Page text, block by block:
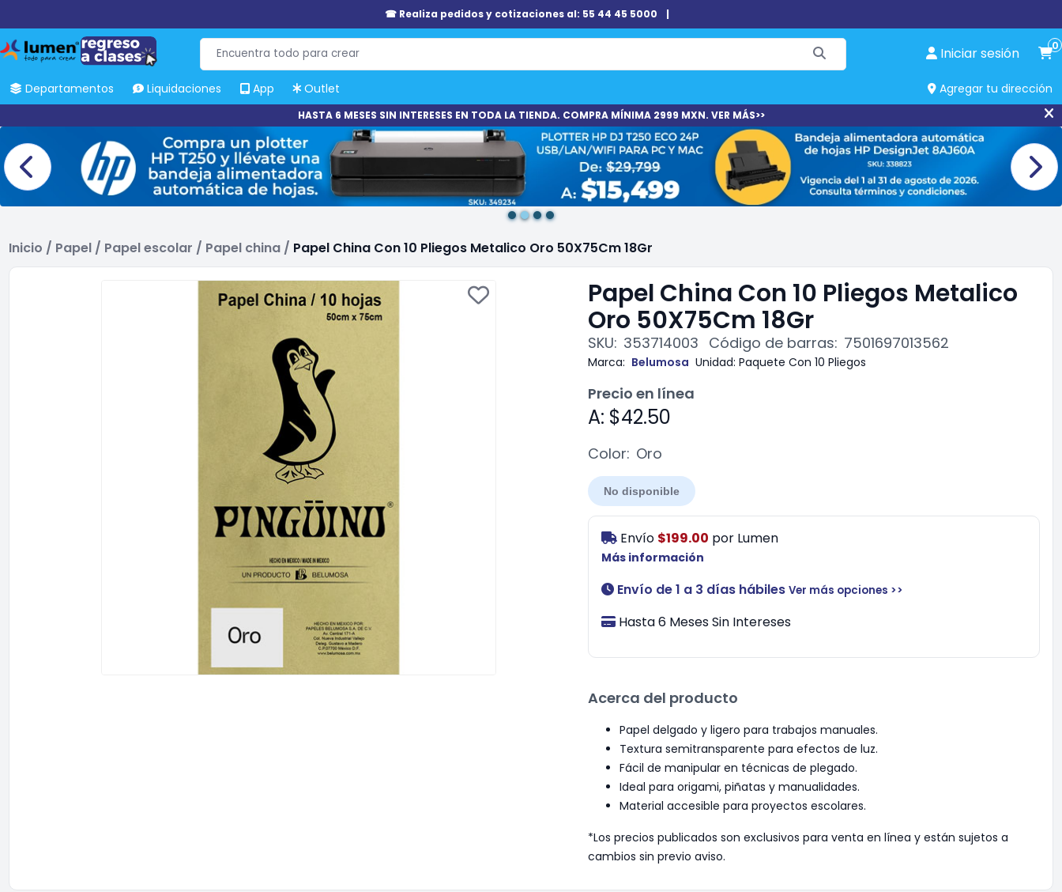
☎ Realiza pedidos y cotizaciones al: 55 44 45 5000 |
Iniciar sesión 0
Departamentos Liquidaciones App Outlet Agregar tu dirección
HASTA 6 MESES SIN INTERESES EN TODA LA TIENDA. COMPRA MÍNIMA 2999 MXN. VER MÁS>>
Inicio / Papel / Papel escolar / Papel china / Papel China Con 10 Pliegos Metalico Oro 50X75Cm 18Gr
Papel China Con 10 Pliegos Metalico
Oro 50X75Cm 18Gr
SKU: 353714003 Código de barras: 7501697013562
Marca: Belumosa Unidad: Paquete Con 10 Pliegos
Precio en línea
A: $42.50
Color: Oro
No disponible
Envío $199.00 por Lumen
Más información
Envío de 1 a 3 días hábiles Ver más opciones >>
Hasta 6 Meses Sin Intereses
Acerca del producto
Papel delgado y ligero para trabajos manuales.
Textura semitransparente para efectos de luz.
Fácil de manipular en técnicas de plegado.
Ideal para origami, piñatas y manualidades.
Material accesible para proyectos escolares.
*Los precios publicados son exclusivos para venta en línea y están sujetos a
cambios sin previo aviso.